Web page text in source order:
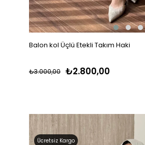
Balon kol Üçlü Etekli Takım Haki
₺2.800,00
₺3.000,00
Ücretsiz Kargo